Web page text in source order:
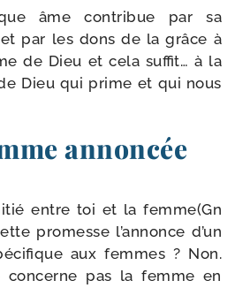
âme contri­bue par sa
par les dons de la grâce à
de Dieu et cela suf­fit… à la
Dieu qui prime et qui nous
annoncée
entre toi et la femme(Gn
pro­messe l’annonce d’un
aux femmes ? Non.
concerne pas la femme en